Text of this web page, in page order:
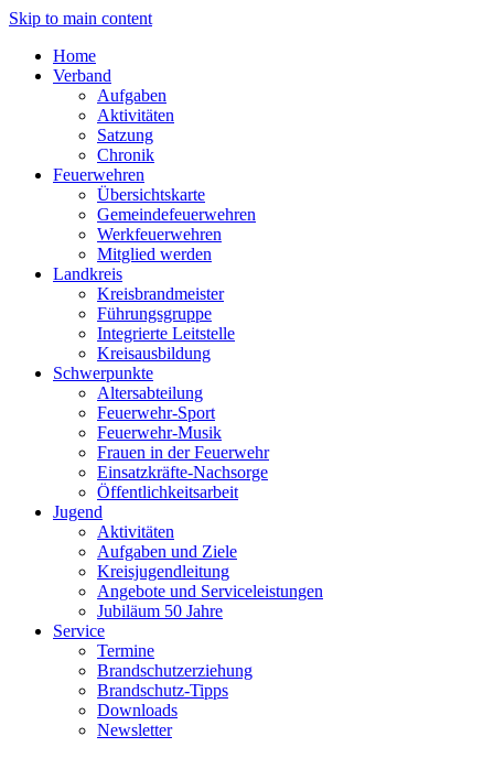
Skip to main content
Home
Verband
Aufgaben
Aktivitäten
Satzung
Chronik
Feuerwehren
Übersichtskarte
Gemeindefeuerwehren
Werkfeuerwehren
Mitglied werden
Landkreis
Kreisbrandmeister
Führungsgruppe
Integrierte Leitstelle
Kreisausbildung
Schwerpunkte
Altersabteilung
Feuerwehr-Sport
Feuerwehr-Musik
Frauen in der Feuerwehr
Einsatzkräfte-Nachsorge
Öffentlichkeitsarbeit
Jugend
Aktivitäten
Aufgaben und Ziele
Kreisjugendleitung
Angebote und Serviceleistungen
Jubiläum 50 Jahre
Service
Termine
Brandschutzerziehung
Brandschutz-Tipps
Downloads
Newsletter